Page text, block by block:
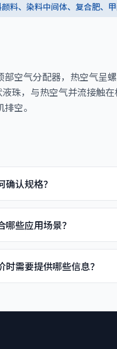
料、染料中间体、复合肥、
空气分配器，热空气呈
珠，与热空气并流接触
空。
认规格？
些应用场景？
需要提供哪些信息？